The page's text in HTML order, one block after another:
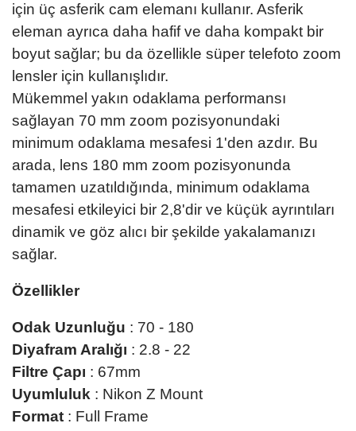
için üç asferik cam elemanı kullanır. Asferik
eleman ayrıca daha hafif ve daha kompakt bir
boyut sağlar; bu da özellikle süper telefoto zoom
lensler için kullanışlıdır.
Mükemmel yakın odaklama performansı
sağlayan 70 mm zoom pozisyonundaki
minimum odaklama mesafesi 1'den azdır. Bu
arada, lens 180 mm zoom pozisyonunda
tamamen uzatıldığında, minimum odaklama
mesafesi etkileyici bir 2,8'dir ve küçük ayrıntıları
dinamik ve göz alıcı bir şekilde yakalamanızı
sağlar.
Özellikler
Odak Uzunluğu : 70 - 180
Diyafram Aralığı : 2.8 - 22
Filtre Çapı : 67mm
Uyumluluk : Nikon Z Mount
Format : Full Frame